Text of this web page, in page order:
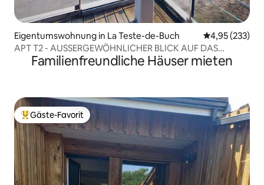
Eigentumswohnung in La Teste-de-Buch
4,95 (233)
APT T2 - AUSSERGEWÖHNLICHER BLICK AUF DAS
BECKEN
Familienfreundliche Häuser mieten
Beliebter Gäste-Favorit.
Gäste-Favorit